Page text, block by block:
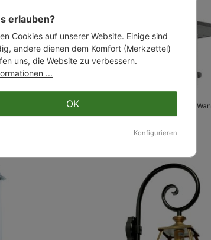
für die
Klassische Außenleuchte für die
Blasenglas, 32 cm
erlauben?
Cookies auf unserer Website. Einige sind
andere dienen dem Komfort (Merkzettel)
uns, die Website zu verbessern.
...
OK
Konfigurieren